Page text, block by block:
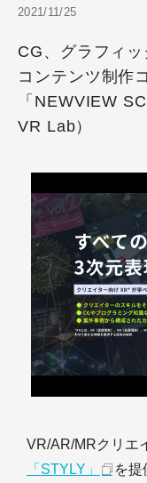
2021/11/25
CG、グラフィ
コンテンツ制作
「NEWVIEW
VR Lab）
VR/AR/MRクリエ
「STYLY」
を提